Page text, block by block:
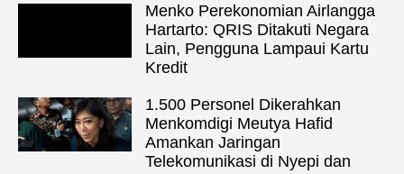
Menko Perekonomian Airlangga
Hartarto: QRIS Ditakuti Negara
Lain, Pengguna Lampaui Kartu
Kredit
1.500 Personel Dikerahkan
Menkomdigi Meutya Hafid
Amankan Jaringan
Telekomunikasi di Nyepi dan